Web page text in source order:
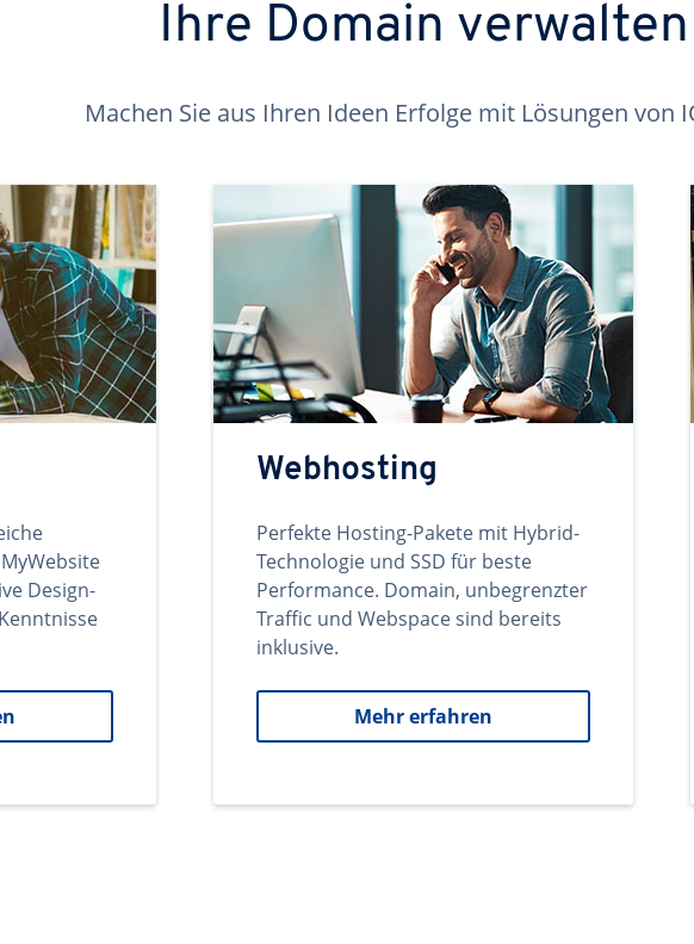
Ihre Domain verwalten
Machen Sie aus Ihren Ideen Erfolge mit Lösungen von
Design-
Webhosting
Perfekte Hosting-Pakete mit Hybrid-
Technologie und SSD für beste
Performance. Domain, unbegrenzter
Traffic und Webspace sind bereits
inklusive.
Mehr erfahren